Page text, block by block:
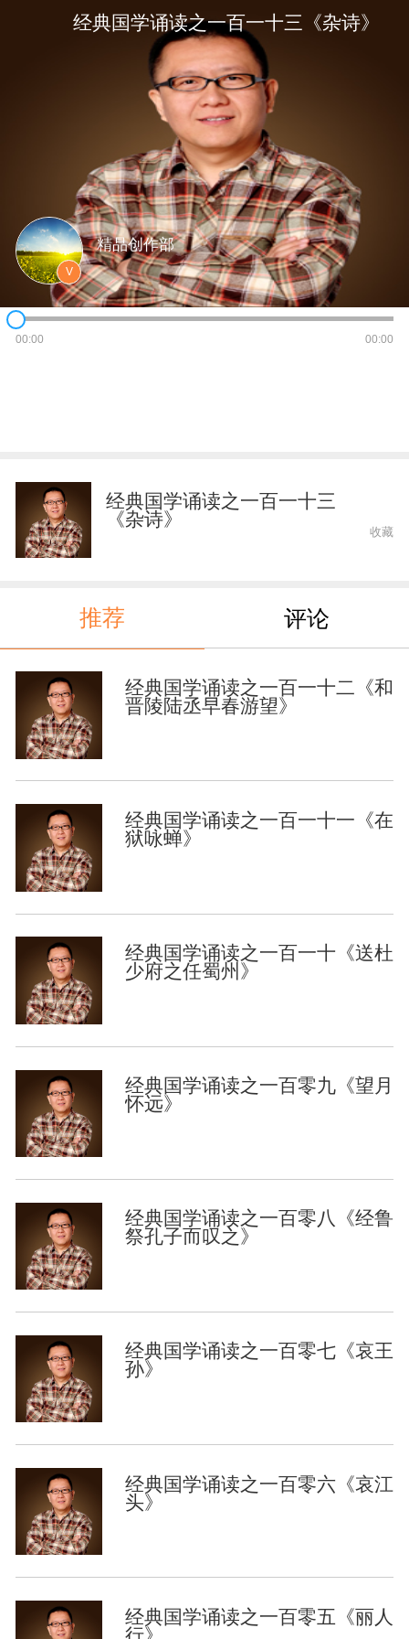
经典国学诵读之一百一十三《杂诗》
V
精品创作部
00:00 00:00
经典国学诵读之一百一十三
《杂诗》
收藏
推荐 评论
经典国学诵读之一百一十二《和
晋陵陆丞早春游望》
经典国学诵读之一百一十一《在
狱咏蝉》
经典国学诵读之一百一十《送杜
少府之任蜀州》
经典国学诵读之一百零九《望月
怀远》
经典国学诵读之一百零八《经鲁
祭孔子而叹之》
经典国学诵读之一百零七《哀王
孙》
经典国学诵读之一百零六《哀江
头》
经典国学诵读之一百零五《丽人
行》